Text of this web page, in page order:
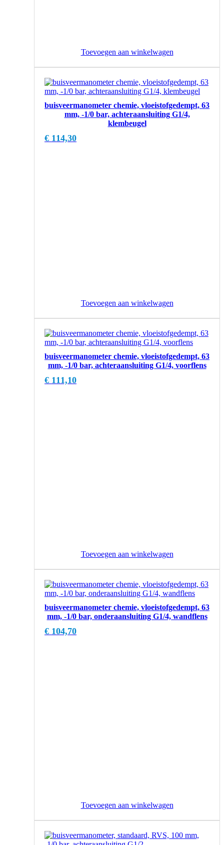
Toevoegen aan winkelwagen
buisveermanometer chemie, vloeistofgedempt, 63
mm, -1/0 bar, achteraansluiting G1/4,
klembeugel
€ 114,30
Toevoegen aan winkelwagen
buisveermanometer chemie, vloeistofgedempt, 63
mm, -1/0 bar, achteraansluiting G1/4, voorflens
€ 111,10
Toevoegen aan winkelwagen
buisveermanometer chemie, vloeistofgedempt, 63
mm, -1/0 bar, onderaansluiting G1/4, wandflens
€ 104,70
Toevoegen aan winkelwagen